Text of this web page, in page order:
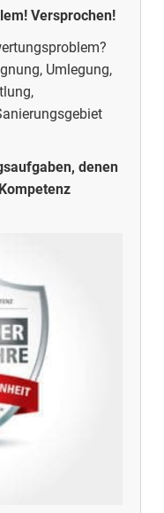
Versprochen!
Umlegung,
denen